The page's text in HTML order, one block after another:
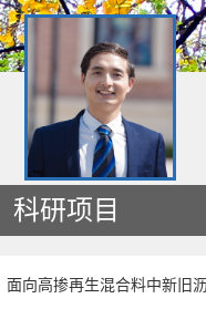
科研项目
面向高掺再生混合料中新旧